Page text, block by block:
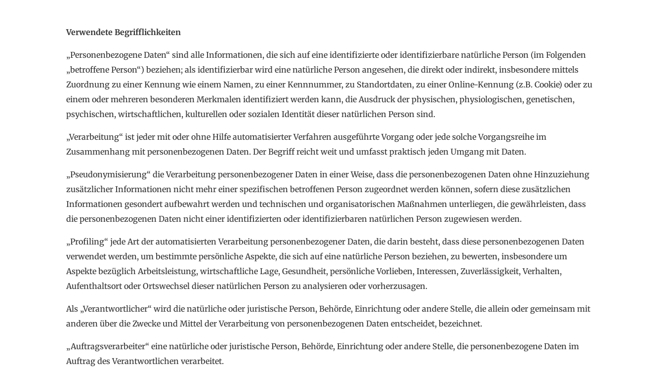
Verwendete Begrifflichkeiten
„Personenbezogene Daten“ sind alle Informationen, die sich auf eine identifizierte oder identifizierbare natürliche Person (im Folgenden
„betroffene Person“) beziehen; als identifizierbar wird eine natürliche Person angesehen, die direkt oder indirekt, insbesondere mittels
Zuordnung zu einer Kennung wie einem Namen, zu einer Kennnummer, zu Standortdaten, zu einer Online-Kennung (z.B. Cookie) oder zu
einem oder mehreren besonderen Merkmalen identifiziert werden kann, die Ausdruck der physischen, physiologischen, genetischen,
psychischen, wirtschaftlichen, kulturellen oder sozialen Identität dieser natürlichen Person sind.
„Verarbeitung“ ist jeder mit oder ohne Hilfe automatisierter Verfahren ausgeführte Vorgang oder jede solche Vorgangsreihe im
Zusammenhang mit personenbezogenen Daten. Der Begriff reicht weit und umfasst praktisch jeden Umgang mit Daten.
„Pseudonymisierung“ die Verarbeitung personenbezogener Daten in einer Weise, dass die personenbezogenen Daten ohne Hinzuziehung
zusätzlicher Informationen nicht mehr einer spezifischen betroffenen Person zugeordnet werden können, sofern diese zusätzlichen
Informationen gesondert aufbewahrt werden und technischen und organisatorischen Maßnahmen unterliegen, die gewährleisten, dass
die personenbezogenen Daten nicht einer identifizierten oder identifizierbaren natürlichen Person zugewiesen werden.
„Profiling“ jede Art der automatisierten Verarbeitung personenbezogener Daten, die darin besteht, dass diese personenbezogenen Daten
verwendet werden, um bestimmte persönliche Aspekte, die sich auf eine natürliche Person beziehen, zu bewerten, insbesondere um
Aspekte bezüglich Arbeitsleistung, wirtschaftliche Lage, Gesundheit, persönliche Vorlieben, Interessen, Zuverlässigkeit, Verhalten,
Aufenthaltsort oder Ortswechsel dieser natürlichen Person zu analysieren oder vorherzusagen.
Als „Verantwortlicher“ wird die natürliche oder juristische Person, Behörde, Einrichtung oder andere Stelle, die allein oder gemeinsam mit
anderen über die Zwecke und Mittel der Verarbeitung von personenbezogenen Daten entscheidet, bezeichnet.
„Auftragsverarbeiter“ eine natürliche oder juristische Person, Behörde, Einrichtung oder andere Stelle, die personenbezogene Daten im
Auftrag des Verantwortlichen verarbeitet.